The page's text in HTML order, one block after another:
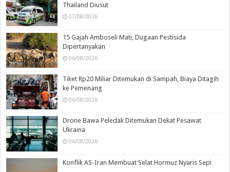
Thailand Diusut
07/08/2026
15 Gajah Amboseli Mati, Dugaan Pestisida
Dipertanyakan
06/08/2026
Tiket Rp20 Miliar Ditemukan di Sampah, Biaya Ditagih
ke Pemenang
06/08/2026
Drone Bawa Peledak Ditemukan Dekat Pesawat
Ukraina
06/08/2026
Konflik AS-Iran Membuat Selat Hormuz Nyaris Sepi